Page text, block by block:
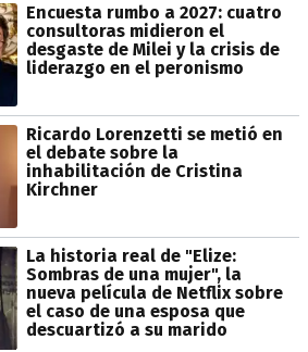
Encuesta rumbo a 2027: cuatro
consultoras midieron el
desgaste de Milei y la crisis de
liderazgo en el peronismo
Ricardo Lorenzetti se metió en
el debate sobre la
inhabilitación de Cristina
Kirchner
La historia real de "Elize:
Sombras de una mujer", la
nueva película de Netflix sobre
el caso de una esposa que
descuartizó a su marido